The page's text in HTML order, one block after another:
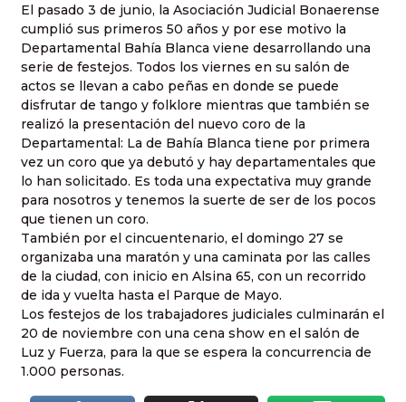
El pasado 3 de junio, la Asociación Judicial Bonaerense
cumplió sus primeros 50 años y por ese motivo la
Departamental Bahía Blanca viene desarrollando una
serie de festejos. Todos los viernes en su salón de
actos se llevan a cabo peñas en donde se puede
disfrutar de tango y folklore mientras que también se
realizó la presentación del nuevo coro de la
Departamental: La de Bahía Blanca tiene por primera
vez un coro que ya debutó y hay departamentales que
lo han solicitado. Es toda una expectativa muy grande
para nosotros y tenemos la suerte de ser de los pocos
que tienen un coro.
También por el cincuentenario, el domingo 27 se
organizaba una maratón y una caminata por las calles
de la ciudad, con inicio en Alsina 65, con un recorrido
de ida y vuelta hasta el Parque de Mayo.
Los festejos de los trabajadores judiciales culminarán el
20 de noviembre con una cena show en el salón de
Luz y Fuerza, para la que se espera la concurrencia de
1.000 personas.